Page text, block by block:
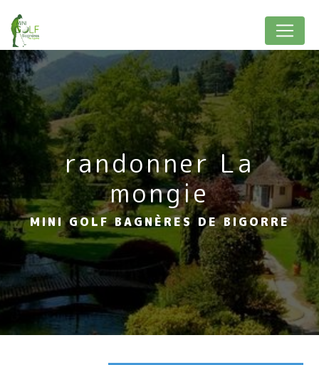
randonner La
mongie
MINI GOLF BAGNÈRES DE BIGORRE